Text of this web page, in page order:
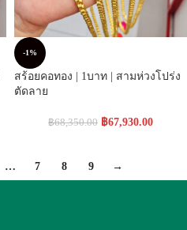
-1%
สร้อยคอทอง | 1บาท | สามห่วงโปร่ง
ตัดลาย
฿68,350.00 ฿67,930.00
… 7 8 9
→